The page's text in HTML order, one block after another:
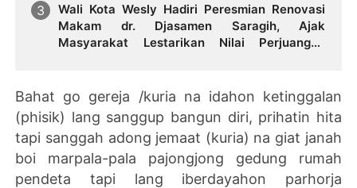
Wali Kota Wesly Hadiri Peresmian Renovasi
Makam dr. Djasamen Saragih, Ajak
Masyarakat Lestarikan Nilai Perjuangan
Bahat go gereja /kuria na idahon ketinggalan
(phisik) lang sanggup bangun diri, prihatin hita
tapi sanggah adong jemaat (kuria) na giat janah
boi marpala-pala pajongjong gedung rumah
pendeta tapi lang iberdayahon parhorja